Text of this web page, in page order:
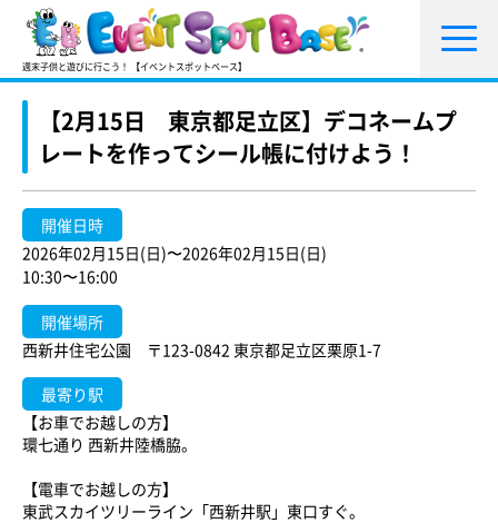
週末子供と遊びに行こう！ 【イベントスポットベース】
【2月15日 東京都足立区】デコネームプ
レートを作ってシール帳に付けよう！
開催日時
2026年02月15日(日)〜2026年02月15日(日)
10:30〜16:00
開催場所
西新井住宅公園 〒123-0842 東京都足立区栗原1-7
最寄り駅
【お車でお越しの方】
環七通り 西新井陸橋脇。
【電車でお越しの方】
東武スカイツリーライン「西新井駅」東口すぐ。